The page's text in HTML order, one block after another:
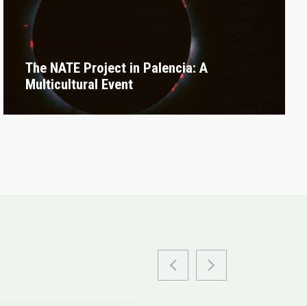
The NATE Project in Palencia: A
Multicultural Event